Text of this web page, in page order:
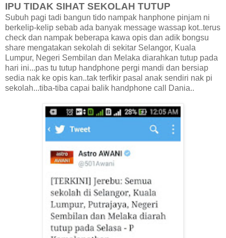
IPU TIDAK SIHAT SEKOLAH TUTUP
Subuh pagi tadi bangun tido nampak hanphone pinjam ni
berkelip-kelip sebab ada banyak message wassap kot..terus
check dan nampak beberapa kawa opis dan adik bongsu
share mengatakan sekolah di sekitar Selangor, Kuala
Lumpur, Negeri Sembilan dan Melaka diarahkan tutup pada
hari ini...pas tu tutup handphone pergi mandi dan bersiap
sedia nak ke opis kan..tak terfikir pasal anak sendiri nak pi
sekolah...tiba-tiba capai balik handphone call Dania..